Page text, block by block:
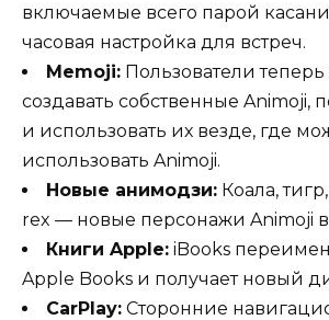
включаемые всего парой
часовая настройка для встреч.
Memoji: Пользователи теперь
создавать собственные Animoji,
и использовать их везде, где
использовать Animoji.
Новые анимодзи: Коала,
rex — новые персонажи Animoji в
Книги Apple: iBooks
Apple Books и получает новый
CarPlay: Сторонние